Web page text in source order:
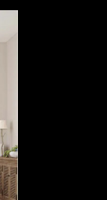
чтобы
и
решением
читают с